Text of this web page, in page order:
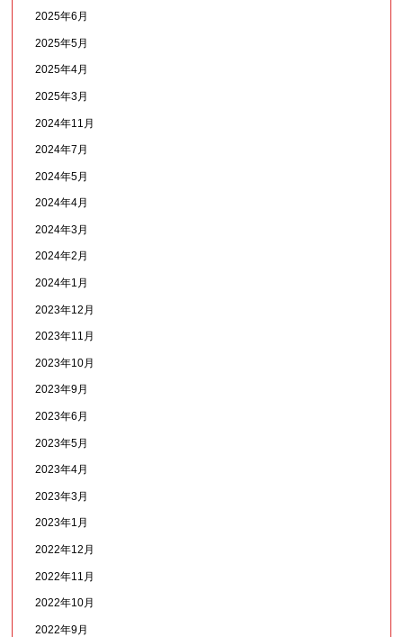
2025年6月
2025年5月
2025年4月
2025年3月
2024年11月
2024年7月
2024年5月
2024年4月
2024年3月
2024年2月
2024年1月
2023年12月
2023年11月
2023年10月
2023年9月
2023年6月
2023年5月
2023年4月
2023年3月
2023年1月
2022年12月
2022年11月
2022年10月
2022年9月